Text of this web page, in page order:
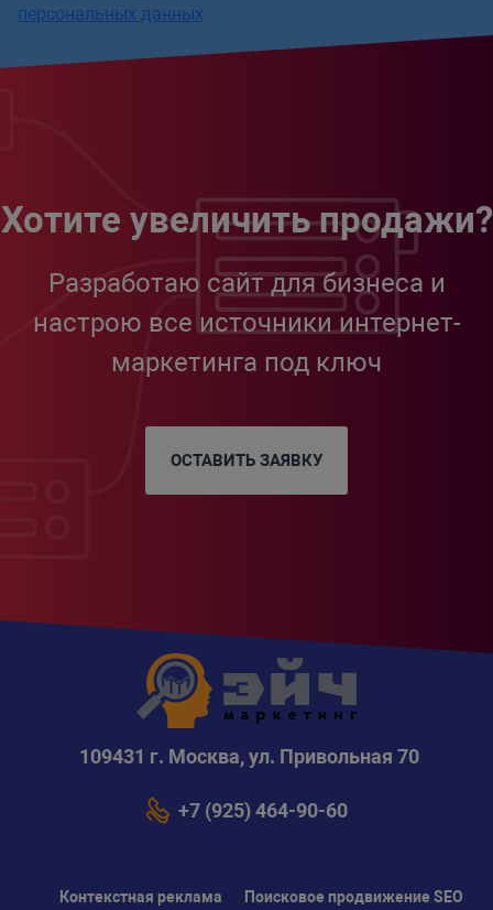
персональных данных
Хотите увеличить продажи?
Разработаю сайт для бизнеса и
настрою все источники интернет-
маркетинга под ключ
ОСТАВИТЬ ЗАЯВКУ
109431 г. Москва, ул. Привольная 70
+7 (925) 464-90-60
Контекстная реклама Поисковое продвижение SEO